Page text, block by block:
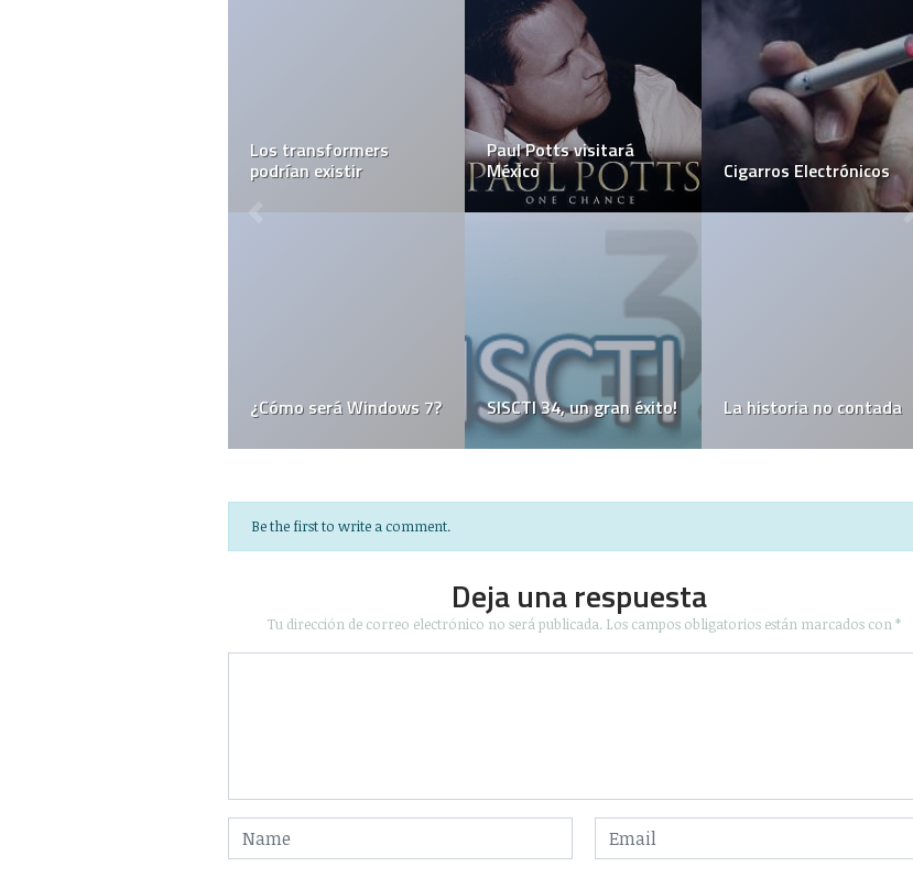
La expansión
tecnológica SimulScribe vs. Apple
Una laptop para cada
niño de Niue
“Java es perjudicial” Llantas sin aire no causarán adicción
Be the first to write a comment.
Deja una respuesta
Tu dirección de correo electrónico no será publicada. Los campos obligatorios están marcados con*